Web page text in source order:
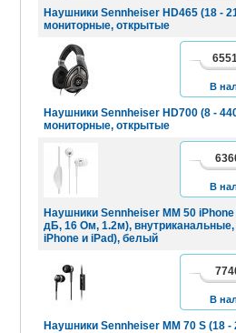
Наушники Sennheiser HD465 (18 -
мониторные, открытые
Наушники Sennheiser HD700 (8 -
мониторные, открытые
В
Наушники Sennheiser MM 50
дБ, 16 Ом, 1.2м), внутриканальные,
iPhone и iPad), белый
В
Наушники Sennheiser MM 70 S (18
В